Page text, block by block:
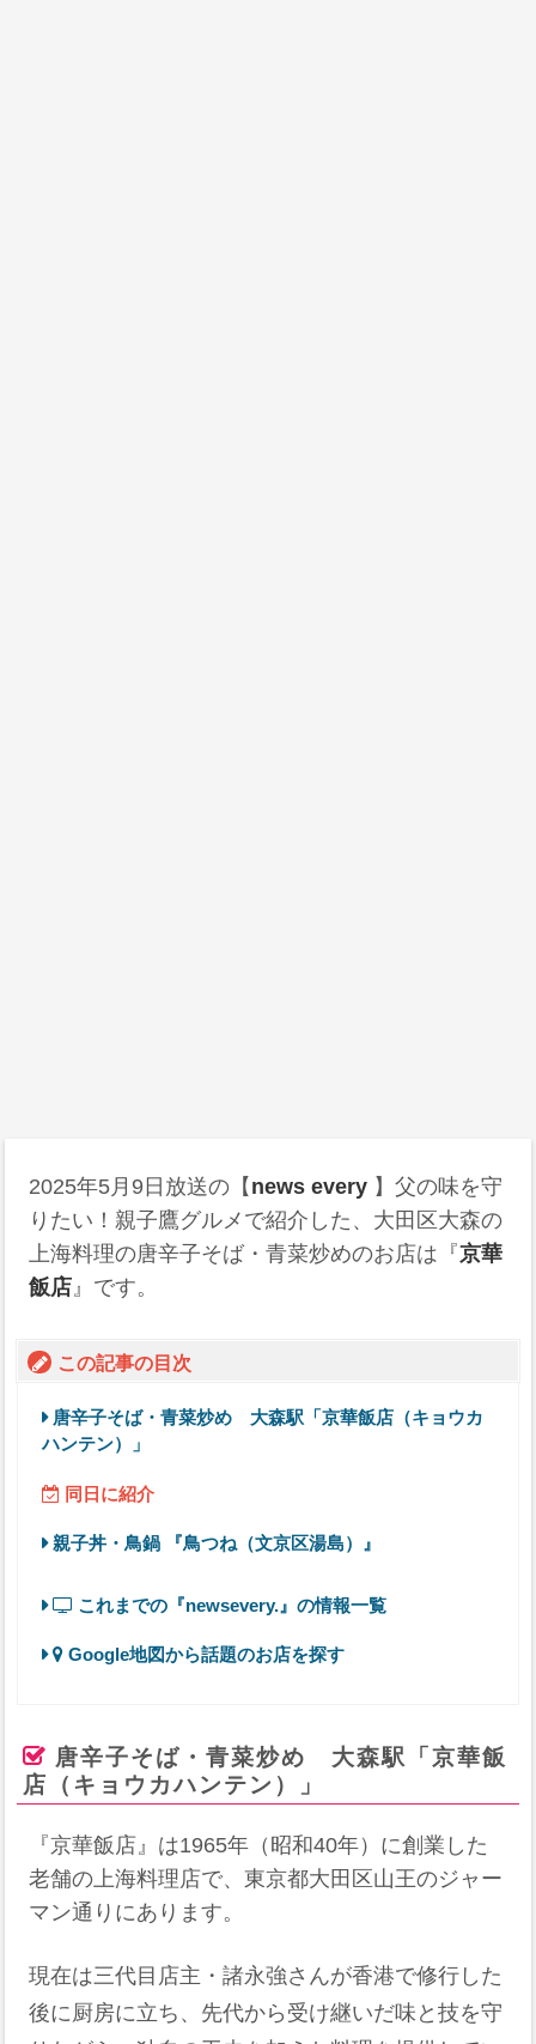
2025年5月9日 放送の【 news every 】父の味を守
りたい！親子鷹グルメで紹介した、大田区大森の
上海料理の唐辛子そば・青菜炒めのお店は『京華
飯店』です。
この記事の目次
唐辛子そば・青菜炒め 大森駅「京華飯店（キョウカ
ハンテン）」
同日に紹介
親子丼・鳥鍋 『鳥つね（文京区湯島）』
これまでの『newsevery.』の情報一覧
Google地図から話題のお店を探す
唐辛子そば・青菜炒め 大森駅「京華飯
店（キョウカハンテン）」
『京華飯店』は1965年（昭和40年）に創業した
老舗の上海料理店で、東京都大田区山王のジャー
マン通りにあります。
現在は三代目店主・諸永強さんが香港で修行した
後に厨房に立ち、先代から受け継いだ味と技を守